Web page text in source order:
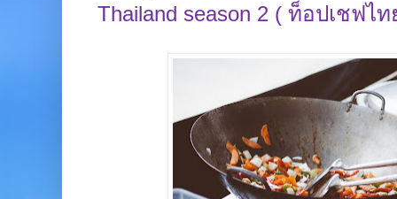
Thailand season 2 ( ท็อปเชฟไ